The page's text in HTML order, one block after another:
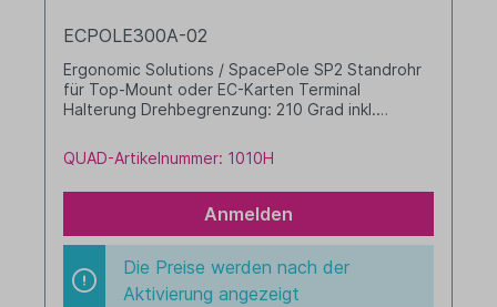
ECPOLE300A-02
Ergonomic Solutions / SpacePole SP2 Standrohr
für Top-Mount oder EC-Karten Terminal
Halterung Drehbegrenzung: 210 Grad inkl.
QUAD-Artikelnummer: 1010H
Anmelden
Die Preise werden nach der
Aktivierung angezeigt